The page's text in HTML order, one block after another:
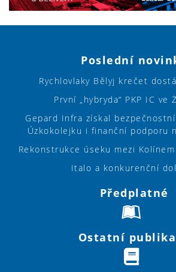
Poslední
Rychlovlaky Bělyj krečet
První „hybryda“ PKP IC ve
Gepard Infra získal
Úzkokolejku i finanční podporu
Rekonstrukce úseku mezi
Italo a konkurenční
Předplatné
Ostatní